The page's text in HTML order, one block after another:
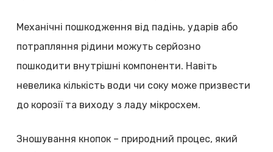
Механічні пошкодження від падінь, ударів або
потрапляння рідини можуть серйозно
пошкодити внутрішні компоненти. Навіть
невелика кількість води чи соку може призвести
до корозії та виходу з ладу мікросхем.
Зношування кнопок – природний процес, який